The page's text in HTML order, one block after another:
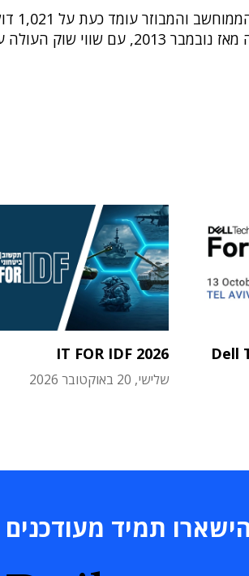
מחירו של המטבע
- ברמה שלא נראתה מאז נובמבר 2013, עם שווי שוק
Dell
IT FOR IDF 2026
שלישי, 20 באוקטובר 2026
הישארו תמיד מעודכנים